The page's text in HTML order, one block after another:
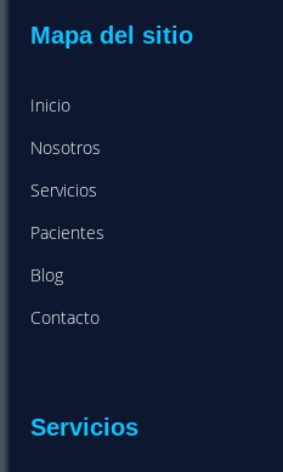
Mapa del sitio
Inicio
Nosotros
Servicios
Pacientes
Blog
Contacto
Servicios